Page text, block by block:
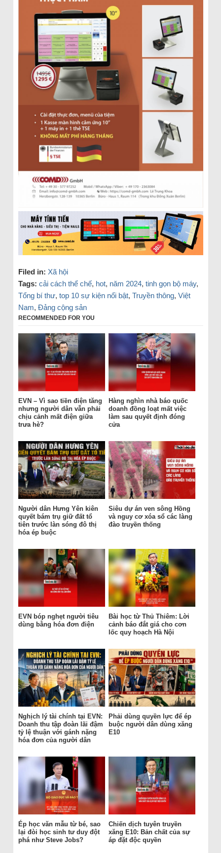
Filed in: Xã hội
Tags: cải cách thể chế, hot, năm 2024, tinh gọn bộ máy,
Tổng bí thư, top 10 sự kiện nổi bật, Truyền thông, Việt
Nam, Đảng cộng sản
RECOMMENDED FOR YOU
EVN – Vì sao tiền điện tăng
nhưng người dân vẫn phải
chịu cảnh mất điện giữa
trưa hè?
Hàng nghìn nhà báo quốc
doanh đồng loạt mất việc
làm sau quyết định đóng
cửa
Người dân Hưng Yên kiên
quyết bám trụ giữ đất tổ
tiên trước làn sóng đô thị
hóa ép buộc
Siêu dự án ven sông Hồng
và nguy cơ xóa sổ các làng
đào truyền thống
EVN bóp nghẹt người tiêu
dùng bằng hóa đơn điện
Bài học từ Thủ Thiêm: Lời
cảnh báo đắt giá cho cơn
lốc quy hoạch Hà Nội
Nghịch lý tài chính tại EVN:
Doanh thu tập đoàn lãi đậm
tỷ lệ thuận với gánh nặng
hóa đơn của người dân
Phải dùng quyền lực để ép
buộc người dân dùng xăng
E10
Ép học văn mẫu từ bé, sao
lại đòi học sinh tư duy đột
phá như Steve Jobs?
Chiến dịch tuyên truyền
xăng E10: Bản chất của sự
áp đặt độc quyền